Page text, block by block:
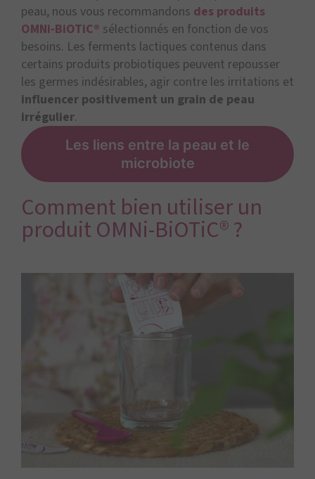
peau, nous vous recommandons des produits
OMNi-BiOTiC® sélectionnés en fonction de vos
besoins. Les ferments lactiques contenus dans
certains produits probiotiques peuvent repousser
les germes indésirables, agir contre les irritations et
influencer positivement un grain de peau
irrégulier.
Les liens entre la peau et le
microbiote
Comment bien utiliser un
produit OMNi-BiOTiC® ?